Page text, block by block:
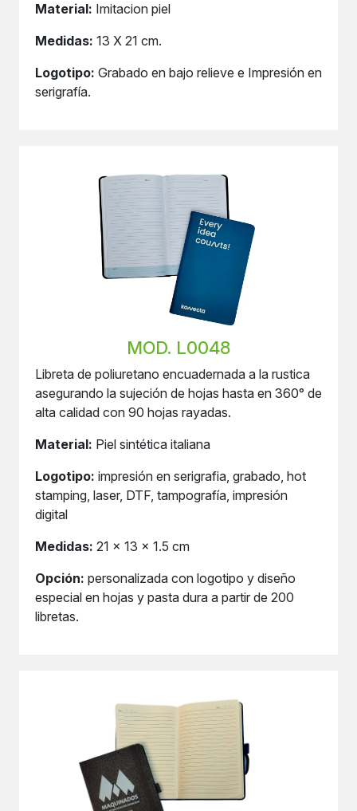
Material: Imitacion piel
Medidas: 13 X 21 cm.
Logotipo: Grabado en bajo relieve e Impresión en
serigrafía.
MOD. L0048
Libreta de poliuretano encuadernada a la rustica
asegurando la sujeción de hojas hasta en 360° de
alta calidad con 90 hojas rayadas.
Material: Piel sintética italiana
Logotipo: impresión en serigrafia, grabado, hot
stamping, laser, DTF, tampografía, impresión
digital
Medidas: 21 x 13 x 1.5 cm
Opción: personalizada con logotipo y diseño
especial en hojas y pasta dura a partir de 200
libretas.